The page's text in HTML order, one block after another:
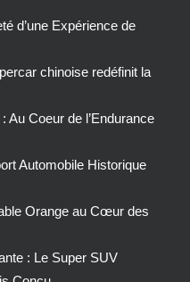
d’une Expérience de
chinoise redéfinit la
Au Coeur de l’Endurance
Automobile Historique
Orange au Cœur des
: Le Super SUV